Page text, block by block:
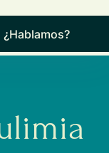
¿Hablamos?